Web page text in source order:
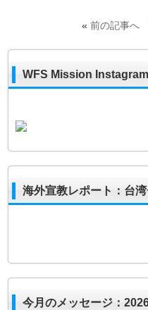
« 前の記事へ
WFS Mission Instagram
海外宣教レポート：台
今月のメッセージ：